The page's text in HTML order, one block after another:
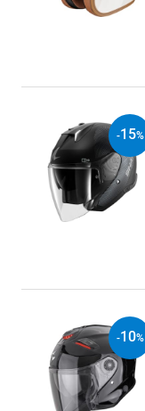
-15%
-10%